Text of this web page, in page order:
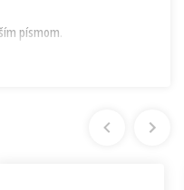
písmom.